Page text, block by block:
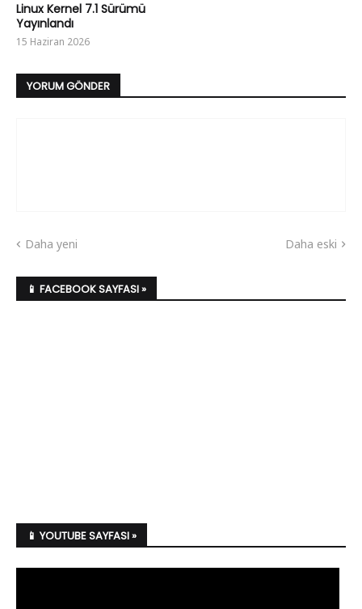
Linux Kernel 7.1 Sürümü
Yayınlandı
15 Haziran 2026
YORUM GÖNDER
Daha yeni Daha eski
📱 FACEBOOK SAYFASI »
📱 YOUTUBE SAYFASI »